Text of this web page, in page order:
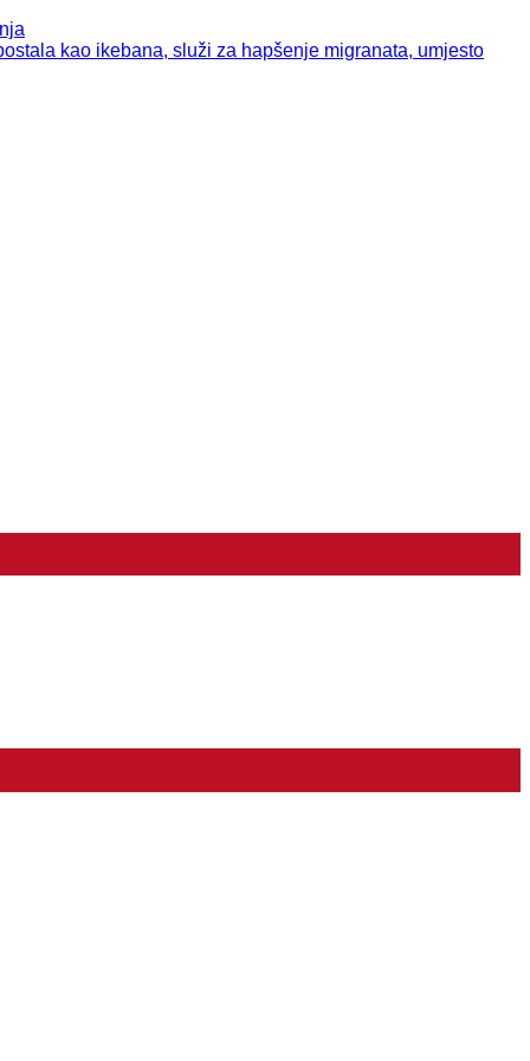
kao ikebana, služi za hapšenje migranata, umjesto